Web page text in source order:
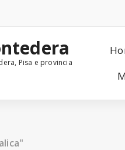
Pisa e provincia